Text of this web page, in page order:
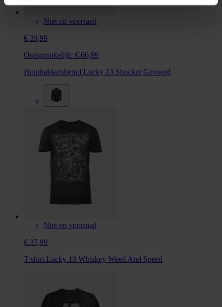
Niet op voorraad
€ 39,99
Oorspronkelijk: € 66,99
Houthakkershemd Lucky 13 Shocker Gevoerd
Niet op voorraad
€ 37,99
T-shirt Lucky 13 Whiskey Weed And Speed